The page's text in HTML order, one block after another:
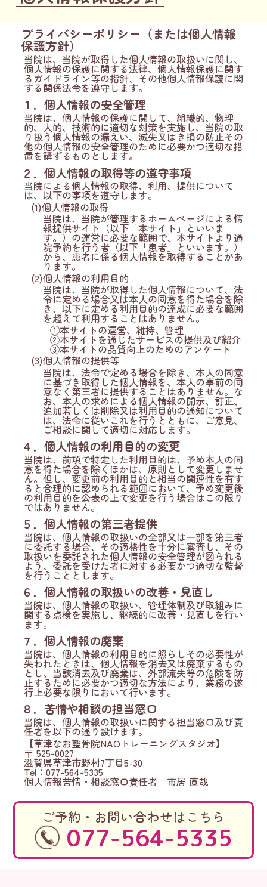
プライバシーポリシー（または個人情報
保護方針）
当院は、当院が取得した個人情報の取扱いに関し、
個人情報の保護に関する法律、個人情報保護に関す
るガイドライン等の指針、その他個人情報保護に関
する関係法令を遵守します。
１．個人情報の安全管理
当院は、個人情報の保護に関して、組織的、物理
的、人的、技術的に適切な対策を実施し、当院の取
り扱う個人情報の漏えい、滅失又はき損の防止その
他の個人情報の安全管理のために必要かつ適切な措
置を講ずるものとします。
２．個人情報の取得等の遵守事項
当院による個人情報の取得、利用、提供について
は、以下の事項を遵守します。
(1)個人情報の取得
当院は、当院が管理するホームページによる情
報提供サイト（以下「本サイト」といいま
す。）の運営に必要な範囲で、本サイトより通
院予約を行う者（以下「患者」といいます。）
から、患者に係る個人情報を取得することがあ
ります。
(2)個人情報の利用目的
当院は、当院が取得した個人情報について、法
令に定める場合又は本人の同意を得た場合を除
き、以下に定める利用目的の達成に必要な範囲
を超えて利用することはありません。
①本サイトの運営、維持、管理
②本サイトを通じたサービスの提供及び紹介
③本サイトの品質向上のためのアンケート
(3)個人情報の提供等
当院は、法令で定める場合を除き、本人の同意
に基づき取得した個人情報を、本人の事前の同
意なく第三者に提供することはありません。な
お、本人の求めによる個人情報の開示、訂正、
追加若しくは削除又は利用目的の通知について
は、法令に従いこれを行うとともに、ご意見、
ご相談に関して適切に対応します。
４．個人情報の利用目的の変更
当院は、前項で特定した利用目的は、予め本人の同
意を得た場合を除くほかは、原則として変更しませ
ん。但し、変更前の利用目的と相当の関連性を有す
ると合理的に認められる範囲において、予め変更後
の利用目的を公表の上で変更を行う場合はこの限り
ではありません。
５．個人情報の第三者提供
当院は、個人情報の取扱いの全部又は一部を第三者
に委託する場合、その適格性を十分に審査し、その
取扱いを委託された個人情報の安全管理が図られる
よう、委託を受けた者に対する必要かつ適切な監督
を行うこととします。
６．個人情報の取扱いの改善・見直し
当院は、個人情報の取扱い、管理体制及び取組みに
関する点検を実施し、継続的に改善・見直しを行い
ます。
７．個人情報の廃棄
当院は、個人情報の利用目的に照らしその必要性が
失われたときは、個人情報を消去又は廃棄するもの
とし、当該消去及び廃棄は、外部流失等の危険を防
止するために必要かつ適切な方法により、業務の遂
行上必要な限りにおいて行います。
８．苦情や相談の担当窓口
当院は、個人情報の取扱いに関する担当窓口及び責
任者を以下の通り設けます。
【草津なお整骨院NAOトレーニングスタジオ】
〒 525-0027
滋賀県草津市野村7丁目5-30
Tel：077-564-5335
個人情報苦情・相談窓口責任者 市居 直哉
ご予約・お問い合わせはこちら
077-564-5335